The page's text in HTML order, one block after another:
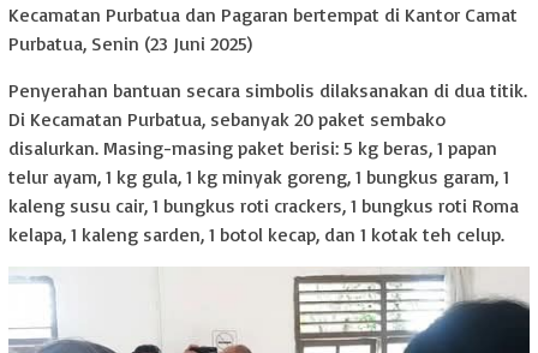
Kecamatan Purbatua dan Pagaran bertempat di Kantor Camat
Purbatua, Senin (23 Juni 2025)
Penyerahan bantuan secara simbolis dilaksanakan di dua titik.
Di Kecamatan Purbatua, sebanyak 20 paket sembako
disalurkan. Masing-masing paket berisi: 5 kg beras, 1 papan
telur ayam, 1 kg gula, 1 kg minyak goreng, 1 bungkus garam, 1
kaleng susu cair, 1 bungkus roti crackers, 1 bungkus roti Roma
kelapa, 1 kaleng sarden, 1 botol kecap, dan 1 kotak teh celup.